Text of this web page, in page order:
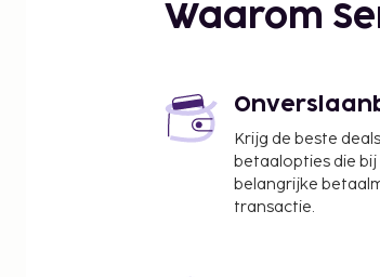
Waarom
Krijg de beste
betaalopties die
belangrijke
transactie.